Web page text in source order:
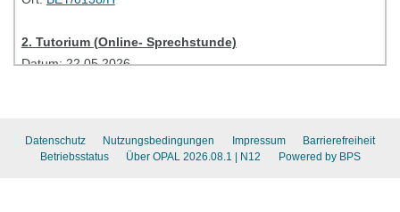
2. Tutorium (Online- Sprechstunde)
Datum:22.05.2026
Access code: yl4ses
Datenschutz Nutzungsbedingungen Impressum
Barrierefreiheit
Betriebsstatus
Über OPAL 2026.08.1 | N12 Powered by BPS